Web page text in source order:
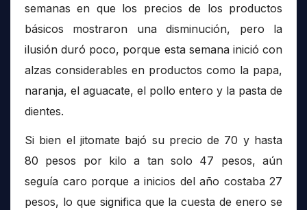
semanas en que los precios de los productos
básicos mostraron una disminución, pero la
ilusión duró poco, porque esta semana inició con
alzas considerables en productos como la papa,
naranja, el aguacate, el pollo entero y la pasta de
dientes.
Si bien el jitomate bajó su precio de 70 y hasta
80 pesos por kilo a tan solo 47 pesos, aún
seguía caro porque a inicios del año costaba 27
pesos, lo que significa que la cuesta de enero se